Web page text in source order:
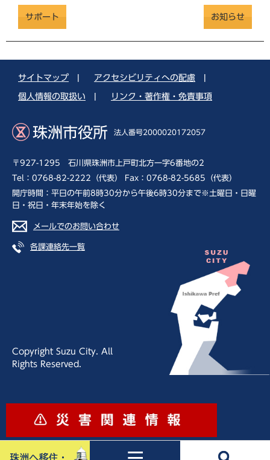
サポート お知らせ
サイトマップ アクセシビリティへの配慮
個人情報の取扱い リンク・著作権・免責事項
珠洲市役所 法人番号2000020172057
〒927-1295 石川県珠洲市上戸町北方一字6番地の2
Tel：0768-82-2222（代表） Fax：0768-82-5685（代表）
開庁時間：平日の午前8時30分から午後6時30分まで※土曜日・日曜
日・祝日・年末年始を除く
メールでのお問い合わせ
各課連絡先一覧
Copyright Suzu City. All
Rights Reserved.